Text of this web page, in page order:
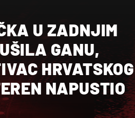
U ZADNJIM
GANU,
HRVATSKOG
NAPUSTIO